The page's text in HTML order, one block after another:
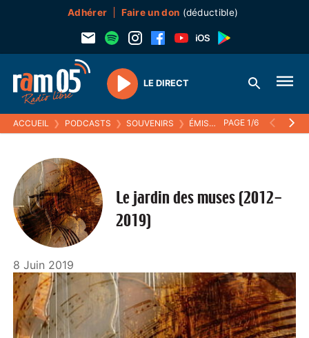
Adhérer Faire un don (déductible)
Play
LE DIRECT
ACCUEIL ❯ PODCASTS ❯ SOUVENIRS ❯ ÉMISSIONS MUSICALES (SOUVENIRS) PAGE 1/6
Le jardin des muses (2012-
2019)
8 Juin 2019